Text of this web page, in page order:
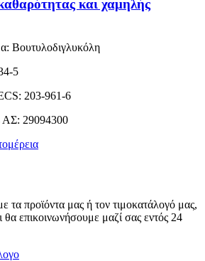
και χαμηλής
Βουτυλοδιγλυκόλη
5
203-961-6
29094300
τα προϊόντα μας ή τον τιμοκατάλογό μας,
επικοινωνήσουμε μαζί σας εντός 24